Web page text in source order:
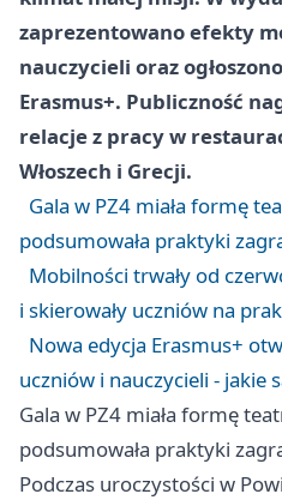
zaprezentowano efekty
nauczycieli oraz
Erasmus+. Publiczność
relacje z pracy w
Włoszech i Grecji.
Gala w PZ4 miała formę
podsumowała praktyki
Mobilności trwały od
i skierowały uczniów na
Nowa edycja Erasmus+
uczniów i nauczycieli - jakie
Gala w PZ4 miała formę
podsumowała praktyki
Podczas uroczystości w